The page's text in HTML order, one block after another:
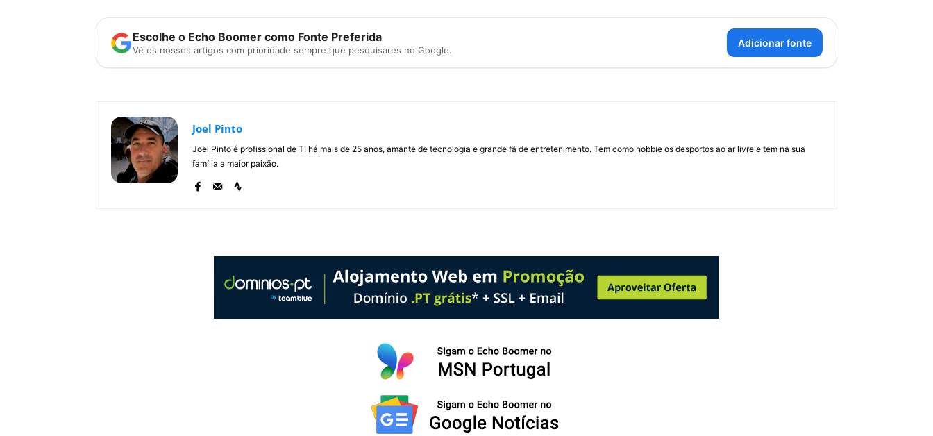
Escolhe o Echo Boomer como Fonte Preferida
Vê os nossos artigos com prioridade sempre que pesquisares no Google.
Adicionar fonte
Joel Pinto
Joel Pinto é profissional de TI há mais de 25 anos, amante de tecnologia e grande fã de entretenimento. Tem como hobbie os desportos ao ar livre e tem na sua
família a maior paixão.